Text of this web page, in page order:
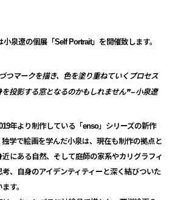
泉遼の個展「Self Portrait」を開催致します。
つマークを描き、 色を塗り重ねていくプロセス
投影する窓となるのかもしれません” – 小泉遼
年より制作している「enso」 シリーズの新作
独学で絵画を学んだ小泉は、 現在も制作の拠点と
にある自然、 そして庭師の家系やカリグラフィ
、
自身のアイデンティティーと深く結びついた
す。